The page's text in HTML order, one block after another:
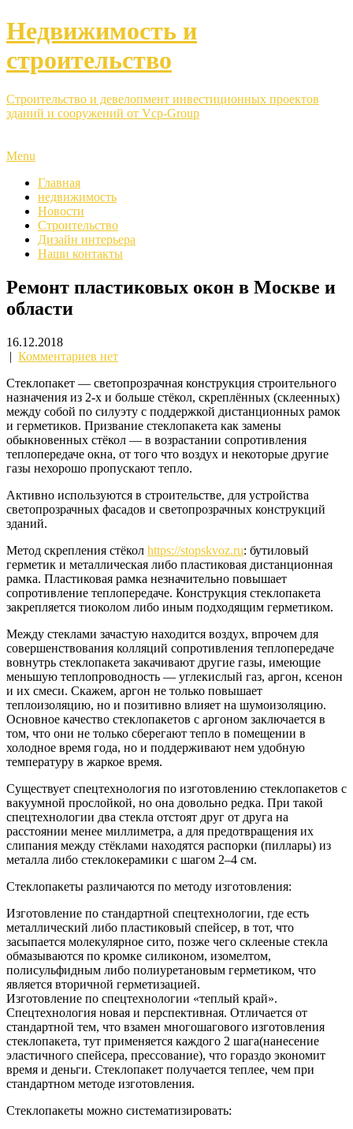
Недвижимость и
строительство
Строительство и девелопмент инвестиционных проектов
зданий и сооружений от Vcp-Group
Menu
Главная
недвижимость
Новости
Строительство
Дизайн интерьера
Наши контакты
Ремонт пластиковых окон в Москве и
области
16.12.2018
| Комментариев нет
Стеклопакет — светопрозрачная конструкция строительного
назначения из 2-х и больше стёкол, скреплённых (склеенных)
между собой по силуэту с поддержкой дистанционных рамок
и герметиков. Призвание стеклопакета как замены
обыкновенных стёкол — в возрастании сопротивления
теплопередаче окна, от того что воздух и некоторые другие
газы нехорошо пропускают тепло.
Активно используются в строительстве, для устройства
светопрозрачных фасадов и светопрозрачных конструкций
зданий.
Метод скрепления стёкол https://stopskvoz.ru: бутиловый
герметик и металлическая либо пластиковая дистанционная
рамка. Пластиковая рамка незначительно повышает
сопротивление теплопередаче. Конструкция стеклопакета
закрепляется тиоколом либо иным подходящим герметиком.
Между стеклами зачастую находится воздух, впрочем для
совершенствования колляций сопротивления теплопередаче
вовнутрь стеклопакета закачивают другие газы, имеющие
меньшую теплопроводность — углекислый газ, аргон, ксенон
и их смеси. Скажем, аргон не только повышает
теплоизоляцию, но и позитивно влияет на шумоизоляцию.
Основное качество стеклопакетов с аргоном заключается в
том, что они не только сберегают тепло в помещении в
холодное время года, но и поддерживают нем удобную
температуру в жаркое время.
Существует спецтехнология по изготовлению стеклопакетов с
вакуумной прослойкой, но она довольно редка. При такой
спецтехнологии два стекла отстоят друг от друга на
расстоянии менее миллиметра, а для предотвращения их
слипания между стёклами находятся распорки (пиллары) из
металла либо стеклокерамики с шагом 2–4 см.
Стеклопакеты различаются по методу изготовления:
Изготовление по стандартной спецтехнологии, где есть
металлический либо пластиковый спейсер, в тот, что
засыпается молекулярное сито, позже чего склееные стекла
обмазываются по кромке силиконом, изомелтом,
полисульфидным либо полиуретановым герметиком, что
является вторичной герметизацией.
Изготовление по спецтехнологии «теплый край».
Спецтехнология новая и перспективная. Отличается от
стандартной тем, что взамен многошагового изготовления
стеклопакета, тут применяется каждого 2 шага(нанесение
эластичного спейсера, прессование), что гораздо экономит
время и деньги. Стеклопакет получается теплее, чем при
стандартном методе изготовления.
Стеклопакеты можно систематизировать: